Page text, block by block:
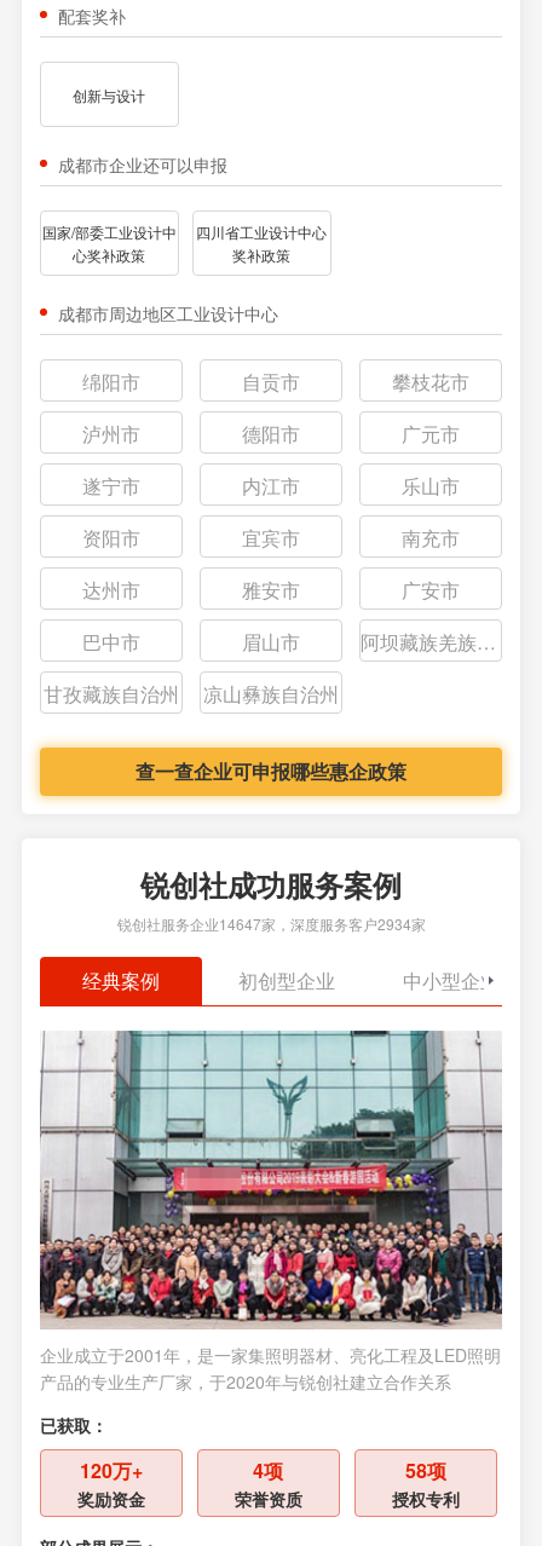
配套奖补
创新与设计
成都市企业还可以申报
国家/部委工业设计中
心奖补政策
四川省工业设计中心
奖补政策
成都市周边地区工业设计中心
绵阳市 自贡市
攀枝花市
泸州市
德阳市
广元市
遂宁市
内江市
乐山市
资阳市
宜宾市
南充市
达州市
雅安市
广安市
巴中市
眉山市
阿坝藏族羌族自治州
甘孜藏族自治州
凉山彝族自治州
查一查企业可申报哪些惠企政策
锐创社成功服务案例
锐创社服务企业14647家，深度服务客户2934家
经典案例 初创型企业 中小型企业
企业成立于2001年，是一家集照明器材、亮化工程及LED照明
产品的专业生产厂家，于2020年与锐创社建立合作关系
已获取：
120万+
奖励资金
4项
荣誉资质
58项
授权专利